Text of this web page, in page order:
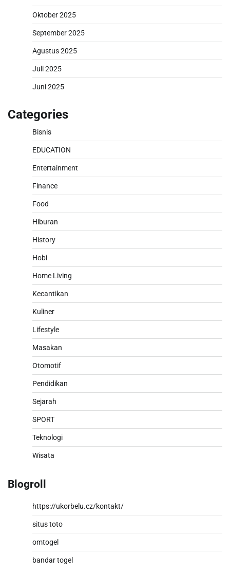
Oktober 2025
September 2025
Agustus 2025
Juli 2025
Juni 2025
Categories
Bisnis
EDUCATION
Entertainment
Finance
Food
Hiburan
History
Hobi
Home Living
Kecantikan
Kuliner
Lifestyle
Masakan
Otomotif
Pendidikan
Sejarah
SPORT
Teknologi
Wisata
Blogroll
https://ukorbelu.cz/kontakt/
situs toto
omtogel
bandar togel